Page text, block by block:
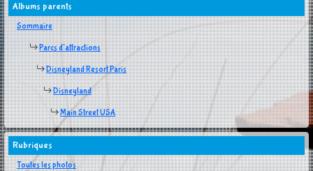
Albums parents
Sommaire
Parcs d'attractions
Disneyland Resort Paris
Disneyland
Main Street USA
Rubriques
Toutes les photos